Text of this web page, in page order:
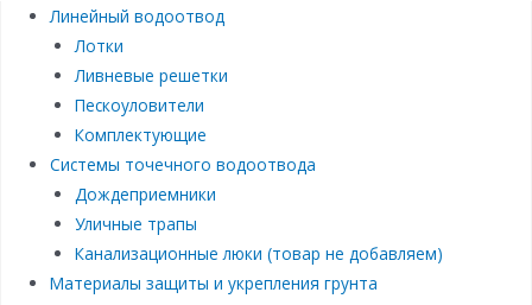
Линейный водоотвод
Лотки
Ливневые решетки
Пескоуловители
Комплектующие
Системы точечного водоотвода
Дождеприемники
Уличные трапы
Канализационные люки (товар не добавляем)
Материалы защиты и укрепления грунта